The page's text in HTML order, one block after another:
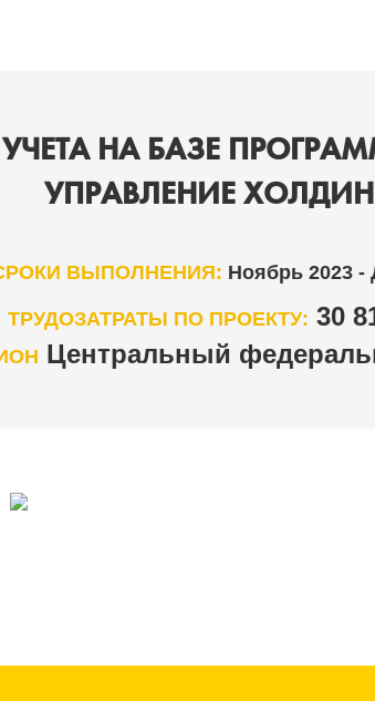
НА БАЗЕ
УПРАВЛЕНИЕ
ВЫПОЛНЕНИЯ: Ноябрь 2023 -
ТРУДОЗАТРАТЫ ПО ПРОЕКТУ: 30
Центральный